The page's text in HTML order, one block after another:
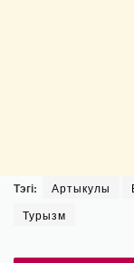
Тэгі: Артыкулы
Турызм